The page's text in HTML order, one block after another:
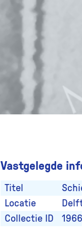
Vastgelegde
Titel
Locatie
Collectie ID